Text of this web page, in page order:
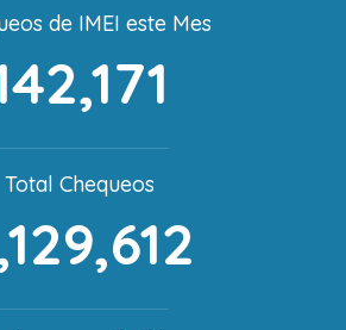
de IMEI este Mes
Total Chequeos